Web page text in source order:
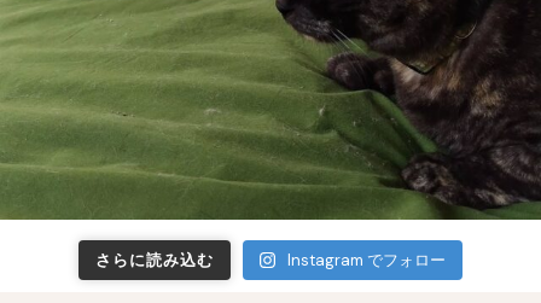
さらに読み込む Instagram でフォロー